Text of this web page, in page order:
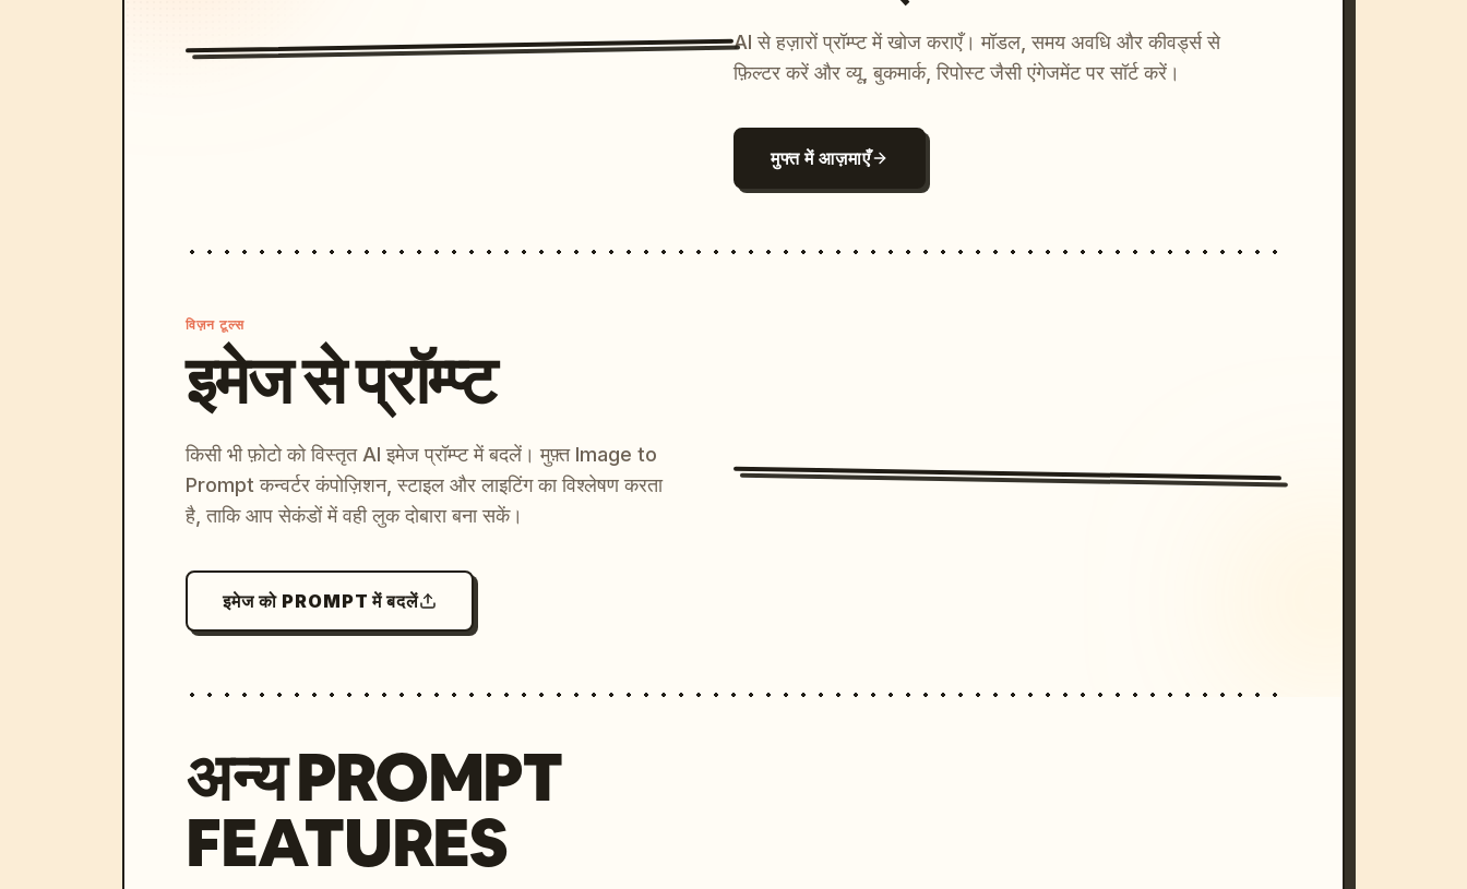
AI से हज़ारों प्रॉम्प्ट में खोज कराएँ। मॉडल, समय अवधि और कीवर्ड्स से
फ़िल्टर करें और व्यू, बुकमार्क, रिपोस्ट जैसी एंगेजमेंट पर सॉर्ट करें।
मुफ्त में आज़माएँ
विज़न टूल्स
इमेज से प्रॉम्प्ट
किसी भी फ़ोटो को विस्तृत AI इमेज प्रॉम्प्ट में बदलें। मुफ़्त Image to
Prompt कन्वर्टर कंपोज़िशन, स्टाइल और लाइटिंग का विश्लेषण करता
है, ताकि आप सेकंडों में वही लुक दोबारा बना सकें।
इमेज को PROMPT में बदलें
अन्य PROMPT
FEATURES